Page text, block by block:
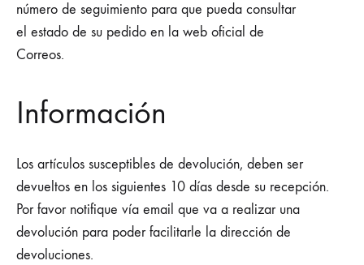
número de seguimiento para que pueda consultar
el estado de su pedido en la web oficial de
Correos.
Información
Los artículos susceptibles de devolución, deben ser
devueltos en los siguientes 10 días desde su recepción.
Por favor notifique vía email que va a realizar una
devolución para poder facilitarle la dirección de
devoluciones.